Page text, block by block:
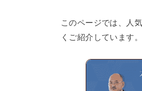
このページでは、人
くご紹介しています。